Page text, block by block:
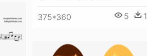
375*360 5 1